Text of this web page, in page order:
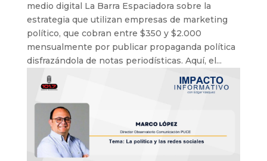
medio digital La Barra Espaciadora sobre la
estrategia que utilizan empresas de marketing
político, que cobran entre $350 y $2.000
mensualmente por publicar propaganda política
disfrazándola de notas periodísticas. Aquí, el...